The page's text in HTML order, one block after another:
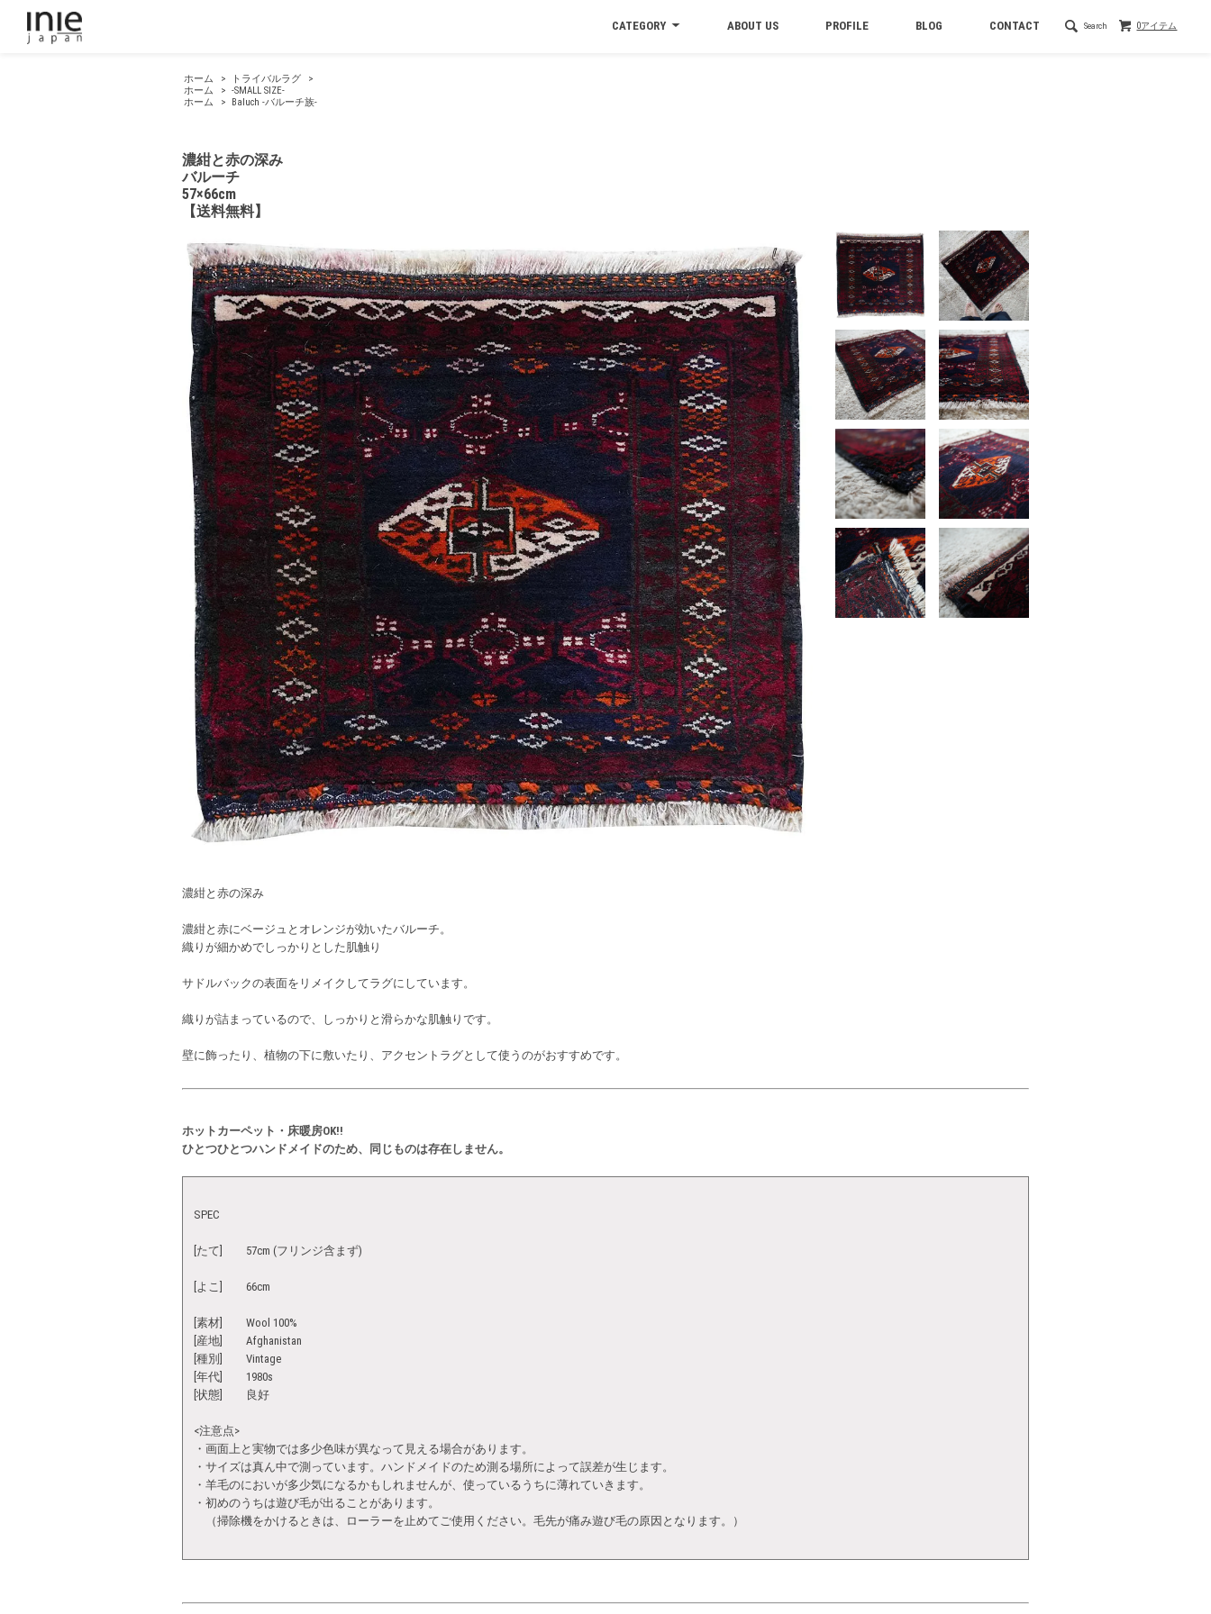
0アイテム
Search
CATEGORY ABOUT US PROFILE BLOG CONTACT
ホーム > トライバルラグ
>
ホーム
> -SMALL SIZE-
ホーム
> Baluch -バルーチ族-
濃紺と赤の深み
バルーチ
57×66cm
【送料無料】
濃紺と赤の深み
濃紺と赤にベージュとオレンジが効いたバルーチ。
織りが細かめでしっかりとした肌触り
サドルバックの表面をリメイクしてラグにしています。
織りが詰まっているので、しっかりと滑らかな肌触りです。
壁に飾ったり、植物の下に敷いたり、アクセントラグとして使うのがおすすめです。
ホットカーペット・床暖房OK!!
ひとつひとつハンドメイドのため、同じものは存在しません。
SPEC
[たて] 57cm (フリンジ含まず)
[よこ] 66cm
[素材] Wool 100%
[産地] Afghanistan
[種別] Vintage
[年代] 1980s
[状態] 良好
<注意点>
・画面上と実物では多少色味が異なって見える場合があります。
・サイズは真ん中で測っています。ハンドメイドのため測る場所によって誤差が生じます。
・羊毛のにおいが多少気になるかもしれませんが、使っているうちに薄れていきます。
・初めのうちは遊び毛が出ることがあります。
（掃除機をかけるときは、ローラーを止めてご使用ください。毛先が痛み遊び毛の原因となります。）